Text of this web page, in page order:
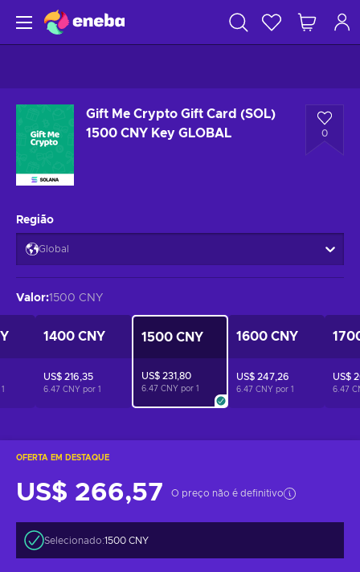
Gift Me Crypto Gift Card (SOL)
1500 CNY Key GLOBAL
0
OFERTA EM DESTAQUE
US$ 266,57 O preço não é definitivo
Selecionado:1500 CNY
Região
Global
Valor:1500 CNY
1
1400 CNY
US$ 216,35
6.47 CNY por 1
1500 CNY
US$ 231,80
6.47 CNY por 1
1600 CNY
US$ 247,26
6.47 CNY por 1
US$
6.47